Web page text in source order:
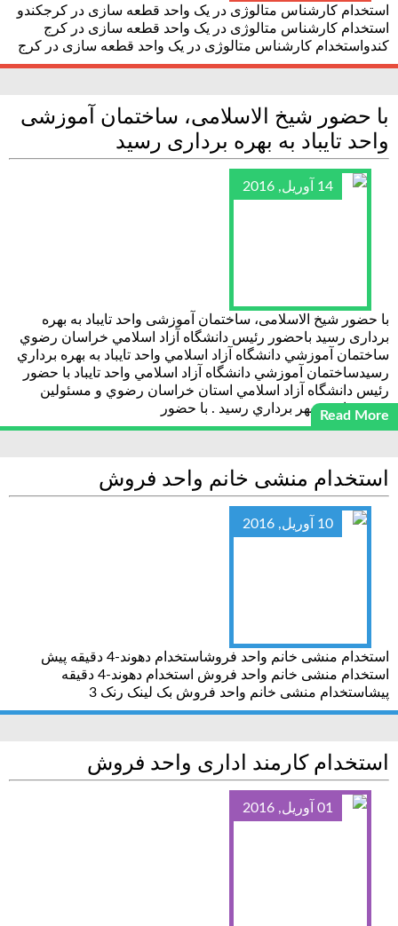
استخدام کارشناس متالوژی در یک واحد قطعه سازی در کرجکندو
استخدام کارشناس متالوژی در یک واحد قطعه سازی در کرج
کندواستخدام کارشناس متالوژی در یک واحد قطعه سازی در کرج
با حضور شيخ الاسلامى، ساختمان آموزشى
واحد تايباد به بهره بردارى رسيد
14 آوریل, 2016
با حضور شيخ الاسلامى، ساختمان آموزشى واحد تايباد به بهره
بردارى رسيد باحضور رئيس دانشگاه آزاد اسلامي خراسان رضوي
ساختمان آموزشي دانشگاه آزاد اسلامي واحد تايباد به بهره برداري
رسيدساختمان آموزشي دانشگاه آزاد اسلامي واحد تايباد با حضور
رئيس دانشگاه آزاد اسلامي استان خراسان رضوي و مسئولين
شهرستان به بهر برداري رسيد . با حضور
Read More
استخدام منشی خانم واحد فروش
10 آوریل, 2016
استخدام منشی خانم واحد فروشاستخدام دهوند-4 دقیقه پیش
استخدام منشی خانم واحد فروش استخدام دهوند-4 دقیقه
پیشاستخدام منشی خانم واحد فروش بک لینک رنک 3
استخدام کارمند اداری واحد فروش
01 آوریل, 2016